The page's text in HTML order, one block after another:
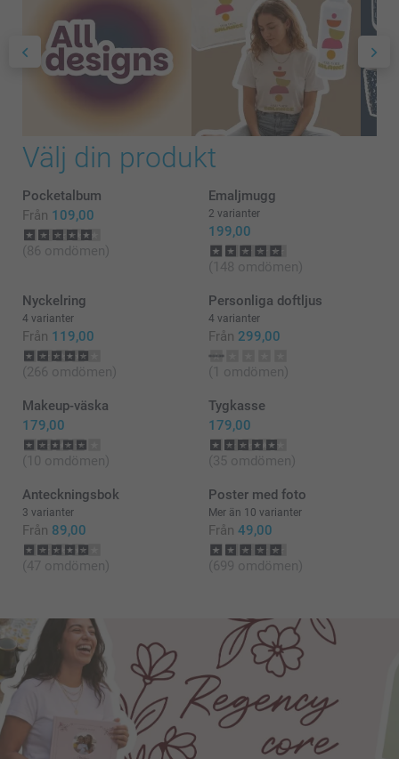
Välj din produkt
Pocketalbum
Från 109,00
(86 omdömen)
Emaljmugg
2 varianter
199,00
(148 omdömen)
Nyckelring
4 varianter
Från 119,00
(266 omdömen)
Personliga doftljus
4 varianter
Från 299,00
(1 omdömen)
Makeup-väska
179,00
(10 omdömen)
Tygkasse
179,00
(35 omdömen)
Anteckningsbok
3 varianter
Från 89,00
(47 omdömen)
Poster med foto
Mer än 10 varianter
Från 49,00
(699 omdömen)